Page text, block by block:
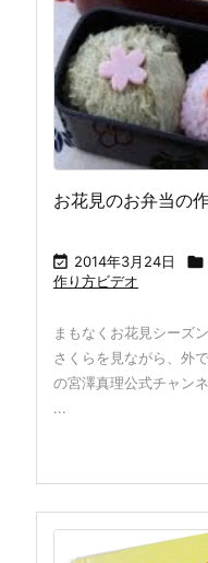
お花見のお弁当の
 2014年3月24日 
作り方ビデオ
まもなくお花見シーズ
さくらを見ながら、外
の宮澤真理公式チャン
...